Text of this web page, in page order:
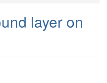
layer on